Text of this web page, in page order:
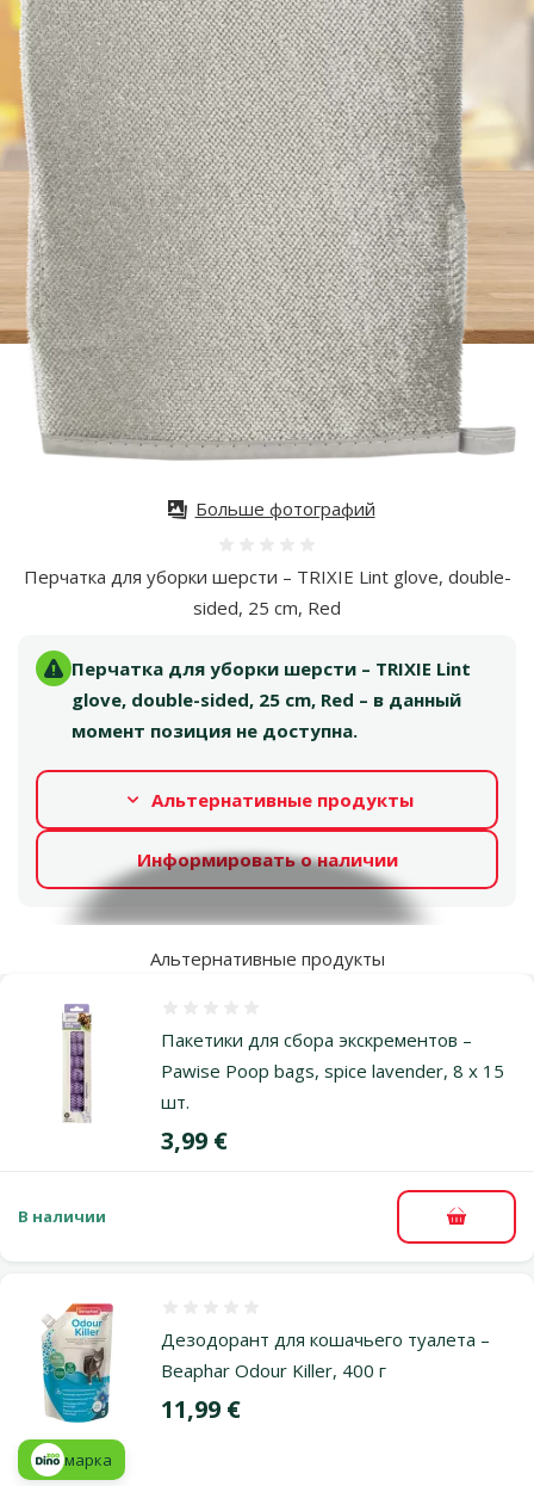
Перчатка для уборки шерсти – TRIXIE Lint glove, double-
sided, 25 cm, Red
Перчатка для уборки шерсти – TRIXIE Lint
glove, double-sided, 25 cm, Red – в данный
момент позиция не доступна.
Альтернативные продукты
Информировать о наличии
Больше фотографий
Альтернативные продукты
Пакетики для сбора экскрементов –
Pawise Poop bags, spice lavender, 8 x 15
шт.
Цена
3,99 €
В наличии В
Дезодорант для кошачьего туалета –
Beaphar Odour Killer, 400 г
Цена
11,99 €
марка